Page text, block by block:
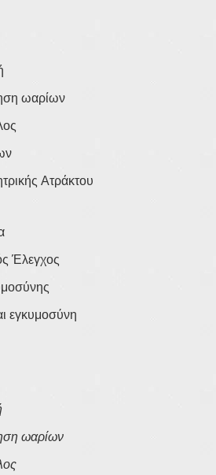
ωαρίων
Ατράκτου
Έλεγχος
εγκυμοσύνη
ωαρίων